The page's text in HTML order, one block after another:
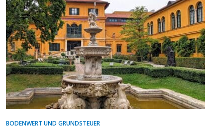
INDUSTRIEPOLITIK
ENERGIE & UMWELT
BODENWERT UND GRUNDSTEUER